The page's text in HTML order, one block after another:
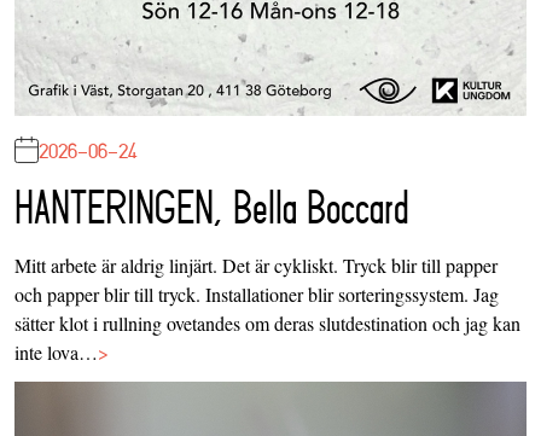
2026-06-24
HANTERINGEN, Bella Boccard
Mitt arbete är aldrig linjärt. Det är cykliskt. Tryck blir till papper
och papper blir till tryck. Installationer blir sorteringssystem. Jag
sätter klot i rullning ovetandes om deras slutdestination och jag kan
inte lova…>